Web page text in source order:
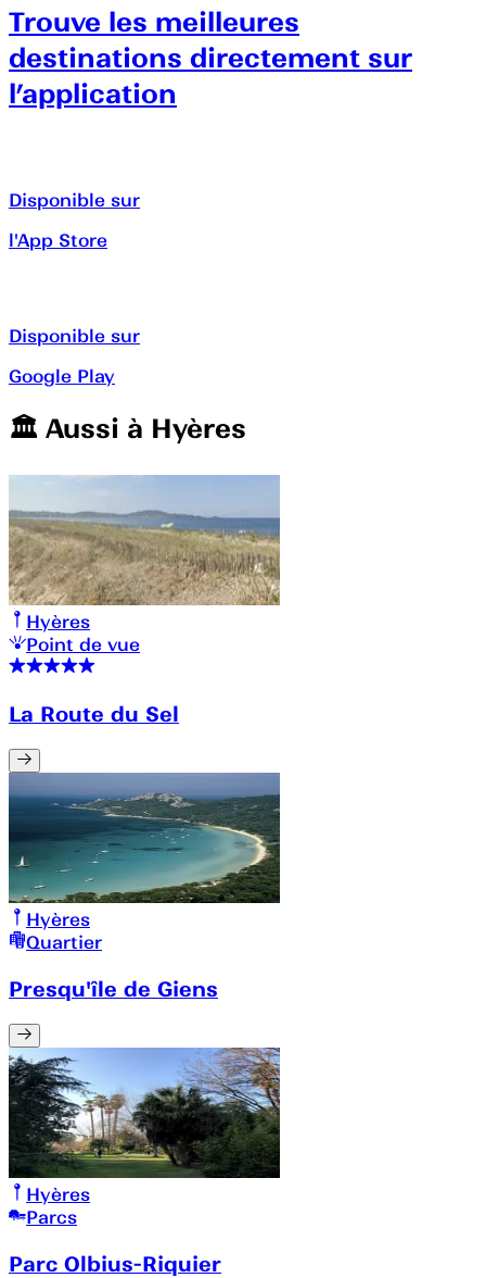
Trouve les meilleures
destinations directement sur
l’application
Disponible sur
l'App Store
Disponible sur
Google Play
🏛️️ Aussi à Hyères
Hyères
Point de vue
La Route du Sel
Hyères
Quartier
Presqu'île de Giens
Hyères
Parcs
Parc Olbius-Riquier